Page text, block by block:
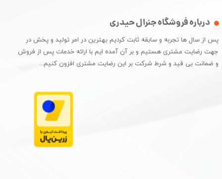
درباره فروشگاه جنرال حیدری
پس از سال ها تجربه و سابقه ثابت کردیم بهترین در امر تولید و پخش در
جهت رضایت مشتری هستیم و بر آن آمده ایم با ارائه خدمات پس از فروش
و ضمانت بی قید و شرط شرکت بر این رضایت مشتری افزون کنیم...​​​​​​​